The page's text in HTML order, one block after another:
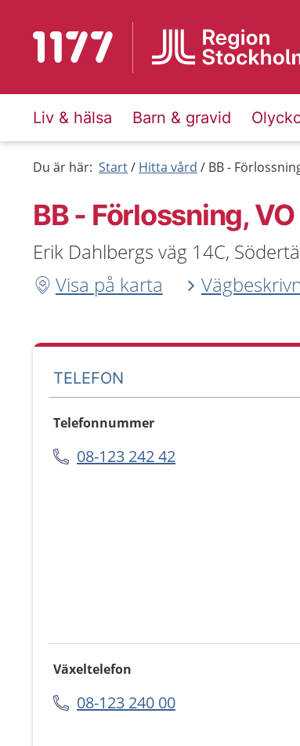
Till startsidan för 1177
Liv & hälsa Barn & gravid
Du är här: Start Hitta vård BB -
BB - Förlossning,
Erik Dahlbergs väg 14C,
Visa på karta
TELEFON
Telefonnummer
08-123 242 42
Växeltelefon
08-123 240 00